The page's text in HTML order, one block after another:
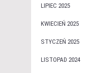
LIPIEC 2025
KWIECIEŃ 2025
STYCZEŃ 2025
LISTOPAD 2024